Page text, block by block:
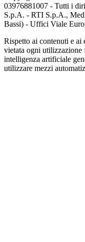
03976881007 - Tutti i
S.p.A. - RTI S.p.A.,
Bassi) - Uffici Viale
Rispetto ai contenuti e ai
vietata ogni utilizzazione
intelligenza artificiale
utilizzare mezzi